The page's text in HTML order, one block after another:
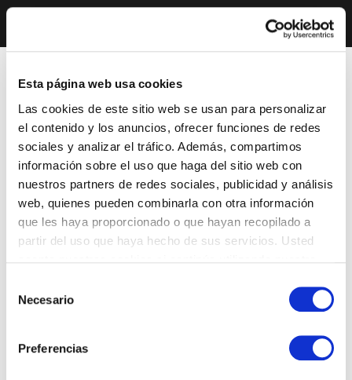
Esta página web usa cookies
Las cookies de este sitio web se usan para personalizar
el contenido y los anuncios, ofrecer funciones de redes
sociales y analizar el tráfico. Además, compartimos
información sobre el uso que haga del sitio web con
nuestros partners de redes sociales, publicidad y análisis
web, quienes pueden combinarla con otra información
que les haya proporcionado o que hayan recopilado a
partir del uso que haya hecho de sus servicios. Usted
Necesario
Preferencias